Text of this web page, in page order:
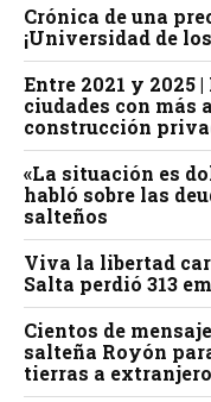
Crónica de una
¡Universidad de
Entre 2021 y 2025
ciudades con más
construcción
«La situación es
habló sobre las
salteños
Viva la libertad
Salta perdió 313
Cientos de
salteña Royón
tierras a